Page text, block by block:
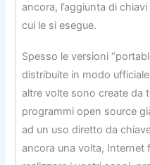
ancora, l’aggiunta di
cui le si esegue.
Spesso le versioni
distribuite in modo
altre volte sono create da
programmi open source
ad un uso diretto da
ancora una volta, Internet